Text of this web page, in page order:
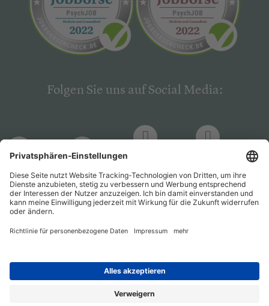
Folgen Sie uns auf Social Media:
PsychJOB PsychJOB
Hogrefe
Verlag
Hogrefe
Verlag